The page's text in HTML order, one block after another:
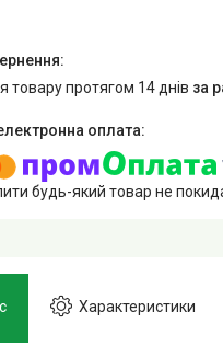
товару протягом 14 днів за
будь-який товар не
Характеристики